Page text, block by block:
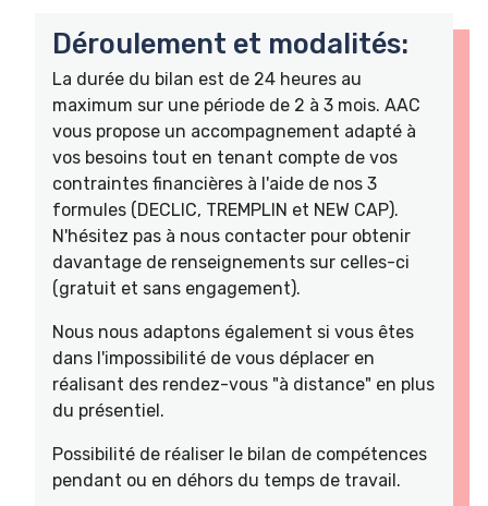
Déroulement et modalités:
La durée du bilan est de 24 heures au
maximum sur une période de 2 à 3 mois. AAC
vous propose un accompagnement adapté à
vos besoins tout en tenant compte de vos
contraintes financières à l'aide de nos 3
formules (DECLIC, TREMPLIN et NEW CAP).
N'hésitez pas à nous contacter pour obtenir
davantage de renseignements sur celles-ci
(gratuit et sans engagement).
Nous nous adaptons également si vous êtes
dans l'impossibilité de vous déplacer en
réalisant des rendez-vous "à distance" en plus
du présentiel.
Possibilité de réaliser le bilan de compétences
pendant ou en déhors du temps de travail.